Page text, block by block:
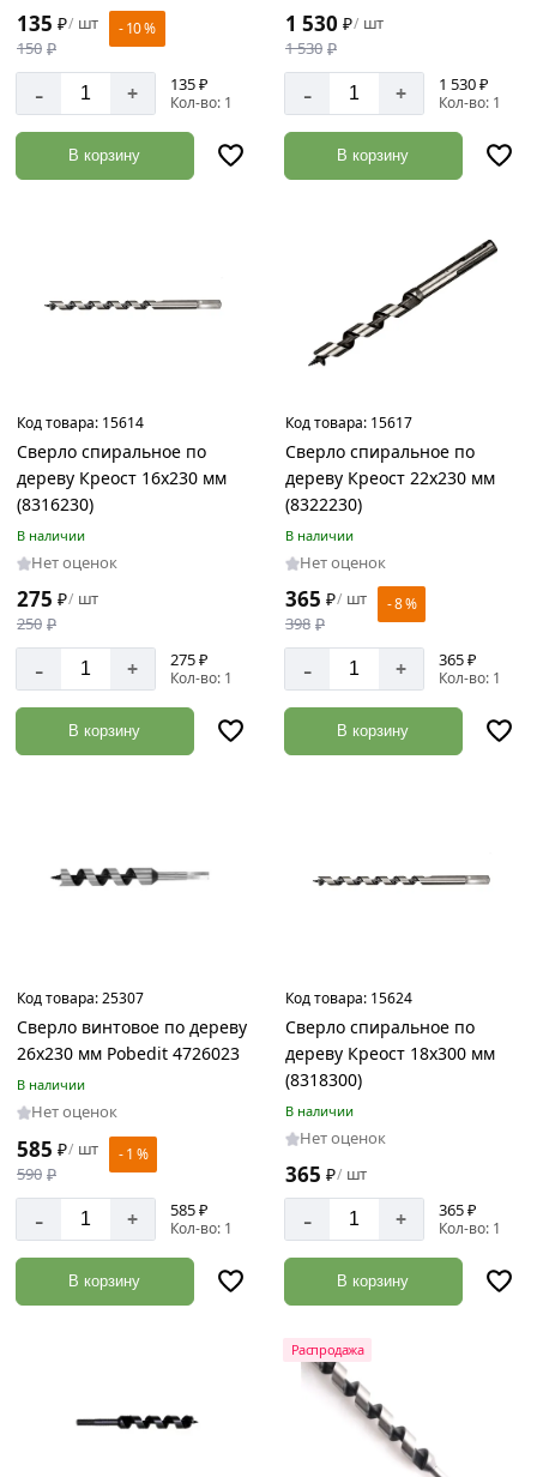
135 ₽/ шт
150 ₽
- 10 %
- + 135 ₽
Кол-во: 1
В корзину
1 530 ₽/ шт
1 530 ₽
- + 1 530 ₽
Кол-во: 1
В корзину
Код товара: 15614
Сверло спиральное по
дереву Креост 16х230 мм
(8316230)
В наличии
Нет оценок
275 ₽/ шт
250 ₽
- + 275 ₽
Кол-во: 1
В корзину
Код товара: 15617
Сверло спиральное по
дереву Креост 22х230 мм
(8322230)
В наличии
Нет оценок
365 ₽/ шт
398 ₽
- 8 %
- + 365 ₽
Кол-во: 1
В корзину
Код товара:25307
Сверло винтовое по дереву
26х230 мм Pobedit 4726023
В наличии
Нет оценок
585 ₽/ шт
590 ₽
- 1 %
- + 585 ₽
Кол-во: 1
В корзину
Код товара: 15624
Сверло спиральное по
дереву Креост 18х300 мм
(8318300)
В наличии
Нет оценок
365 ₽/ шт
- + 365 ₽
Кол-во: 1
В корзину
Распродажа